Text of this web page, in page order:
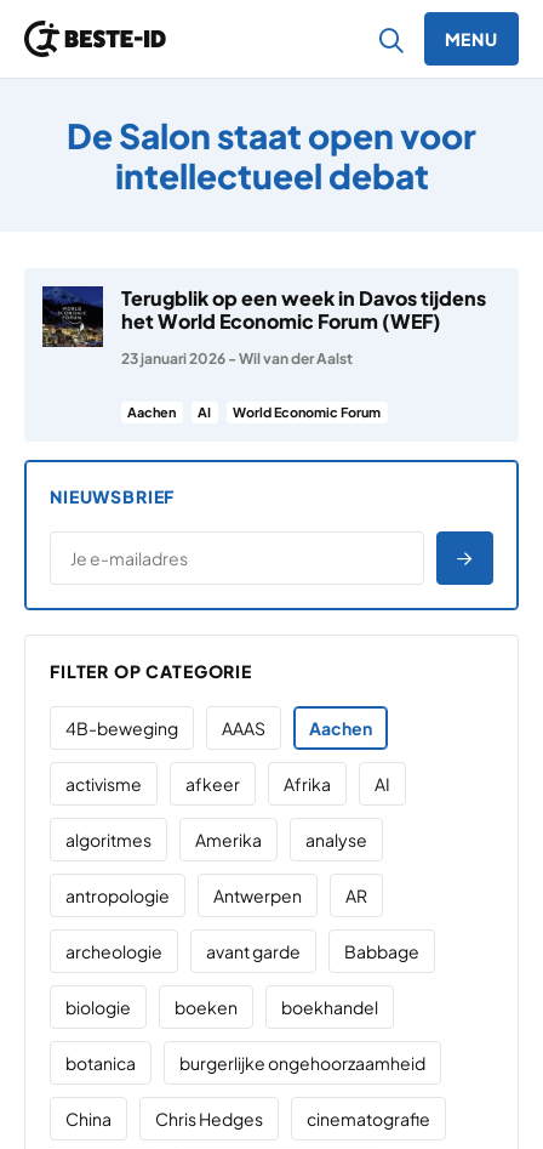
MENU
De Salon staat open voor
intellectueel debat
Terugblik op een week in Davos tijdens
het World Economic Forum (WEF)
23 januari 2026 - Wil van der Aalst
Aachen AI World Economic Forum
NIEUWSBRIEF
E-MAILADRES
*
FILTER OP CATEGORIE
4B-beweging AAAS Aachen
activisme afkeer Afrika AI
algoritmes Amerika analyse
antropologie Antwerpen AR
archeologie avant garde Babbage
biologie boeken boekhandel
botanica burgerlijke ongehoorzaamheid
China Chris Hedges cinematografie